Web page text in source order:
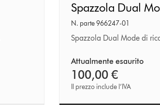
Dual
Mode
Spazzola Dual
N. parte 966247-01
Spazzola Dual Mode di
Attualmente esaurito
100,00 €
Il prezzo include l’IVA